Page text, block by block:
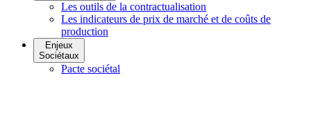
Les outils de la contractualisation
Les indicateurs de prix de marché et de coûts de
production
Enjeux
Sociétaux
Pacte sociétal